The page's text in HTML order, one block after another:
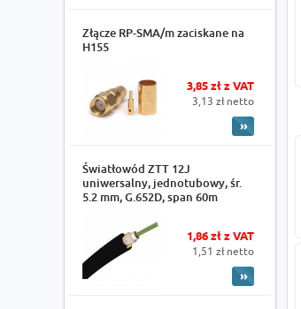
Złącze RP-SMA/m zaciskane na
H155
3,85 zł z VAT
3,13 zł netto
Światłowód ZTT 12J
uniwersalny, jednotubowy, śr.
5.2 mm, G.652D, span 60m
1,86 zł z VAT
1,51 zł netto